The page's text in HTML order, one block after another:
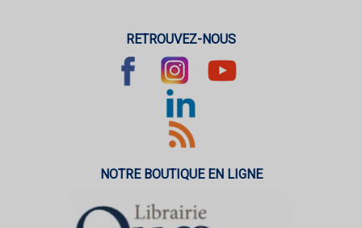
RETROUVEZ-NOUS
NOTRE BOUTIQUE EN LIGNE